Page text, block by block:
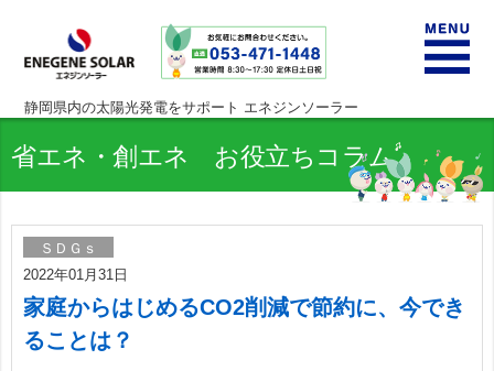
静岡県内の太陽光発電をサポート エネジンソーラー
サービスの特徴
住宅用太陽光発電システム
事業用・産業用太陽光発電システム
省エネ・創エネ お役立ちコラム
ＳＤＧｓ
2022年01月31日
家庭からはじめるCO2削減で節約に、今でき
ることは？